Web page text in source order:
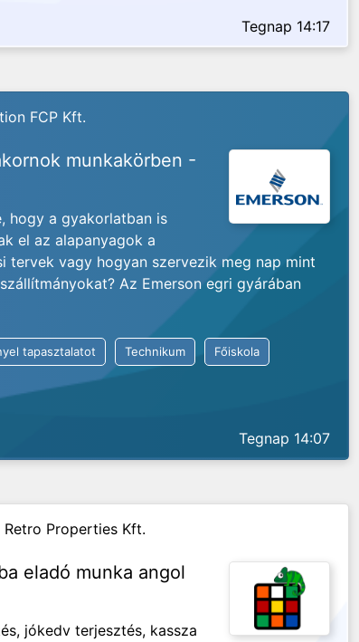
Tegnap 14:17
FCP Kft.
munkakörben -
hogy a gyakorlatban is
el az alapanyagok a
tervek vagy hogyan szervezik meg nap mint
Az Emerson egri gyárában
tapasztalatot Technikum Főiskola
Tegnap 14:07
Retro Properties Kft.
eladó munka angol
jókedv terjesztés, kassza